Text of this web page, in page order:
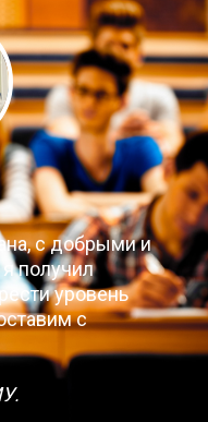
с добрыми и
получил
уровень
с